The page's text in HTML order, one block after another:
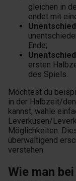
gleichen in
endet mit
Ende;
ersten
des Spiels.
Möchtest du
in der Halbzeit/
kannst, wähle
Leverkusen/
Möglichkeiten.
überwältigend
verstehen.
Wie man